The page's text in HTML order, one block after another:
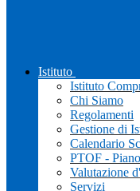
Istituto
Istituto
Chi Siamo
Regolamenti
Gestione di
Calendario
PTOF -
Valutazione
Servizi